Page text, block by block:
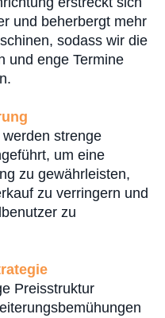
und beherbergt mehr
sodass wir die
und enge Termine
strenge
um eine
zu gewährleisten,
zu verringern und
zu
Preisstruktur